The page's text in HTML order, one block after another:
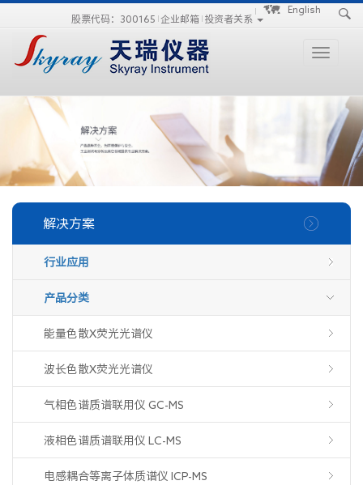
手
手
合
股票代码：300165 企业邮箱 投资者关系
English
Toggle
解决方案
行业应用
产品分类
能量色散X荧光光谱仪
波长色散X荧光光谱仪
气相色谱质谱联用仪 GC-MS
液相色谱质谱联用仪 LC-MS
电感耦合等离子体质谱仪 ICP-MS